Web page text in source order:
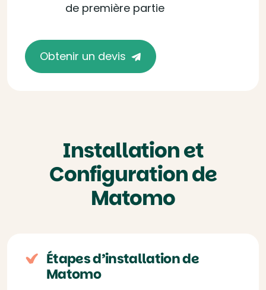
de première partie
Obtenir un devis
Installation et
Configuration de
Matomo
Étapes d’installation de
Matomo